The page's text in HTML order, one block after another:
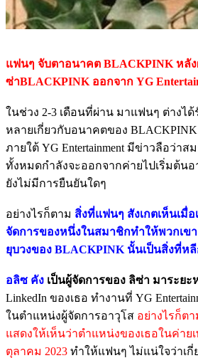
แฟนๆ จับตาอนาคต BLACKPINK หลั
ซ่าBLACKPINK ออกจาก YG
ในช่วง 2-3 เดือนที่ผ่าน มาแฟนๆ ต่าง
หลายเกี่ยวกับอนาคตของ
ภายใต้ YG Entertainment มีข่าวลือว่า
ทั้งหมดกำลังจะออกจากค่ายไปเริ่มต้น
ยังไม่มีการยืนยันใดๆ
อย่างไรก็ตาม สิ่งที่แฟนๆ สังเกตเห็นเมื่อ
จัดการของหนึ่งในสมาชิกทำให้พวกเข
ยุบวงของ BLACKPINK นั้นเป็นสิ่งที่หลี
อลิซ คัง เป็นผู้จัดการของ ลิซ่า มาระยะ
LinkedIn ของเธอ ทำงานที่ YG
ในตำแหน่งผู้จัดการอาวุโส อย่างไรก็ต
แสดงให้เห็นว่าตำแหน่งของเธอในค่าย
ตุลาคม 2023 ทำให้แฟนๆ ไม่แน่ใจว่าเ